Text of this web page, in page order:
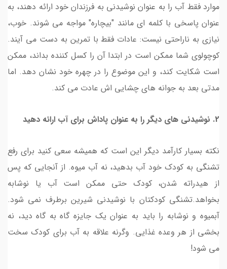
موارد فقط آب را به عنوان نوشیدنی به فرزندان خود ارائه دهند، به
عنوان پاسخی با کلمه ای مانند "بیچاره" مواجه می شوند. خوب،
نیازی به ناراحتی نیست: عادات فقط با تمرین به دست می آیند.
کوچولوی شما ممکن است در ابتدا آن را کسل کننده بداند، ممکن
است شکایت کند، و این موضوع را در چهره خود نشان دهد. اما
مدتی بعد به جوانه های چشایی اش عادت می کند.
2. نوشیدنی های دیگر را به عنوان پاداش برای آب ارائه دهید
نکته بسیار کارآمد دیگر این است که همیشه سعی کنید برای رفع
تشنگی به کودک خود آب بدهید، نه آب میوه. از آنجایی که پس
از هیدراته شدن، کودک حتی ممکن است آب یا نوشابه
بخواهد.تشنگی کودکتان با نوشیدنی شیرین برطرف نمی شود.
آبمیوه و نوشابه را باید به عنوان یک جایزه گاه به گاه دید، نه
بخشی از هر وعده غذایی. وگرنه علاقه به آب برای کودک سخت
می شود!